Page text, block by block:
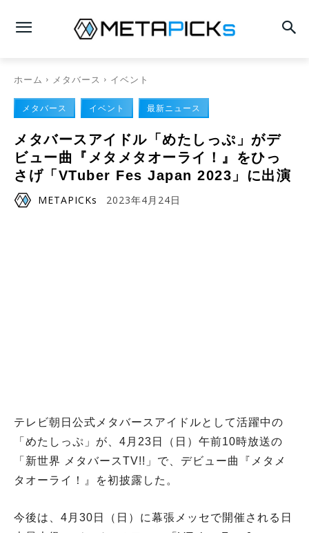
ホーム メタバース イベント
メタバース イベント 最新ニュース
メタバースアイドル「めたしっぷ」がデ
ビュー曲『メタメタオーライ！』をひっ
さげ「VTuber Fes Japan 2023」に出演
METAPICKs 2023年4月24日
テレビ朝日公式メタバースアイドルとして活躍中の
「めたしっぷ」が、4月23日（日）午前10時放送の
「新世界 メタバースTV!!」で、デビュー曲『メタメ
タオーライ！』を初披露した。
今後は、4月30日（日）に幕張メッセで開催される日